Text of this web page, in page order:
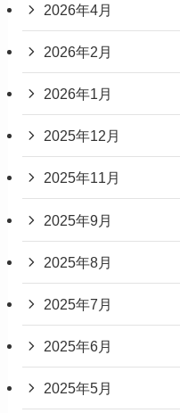
2026年4月
2026年2月
2026年1月
2025年12月
2025年11月
2025年9月
2025年8月
2025年7月
2025年6月
2025年5月